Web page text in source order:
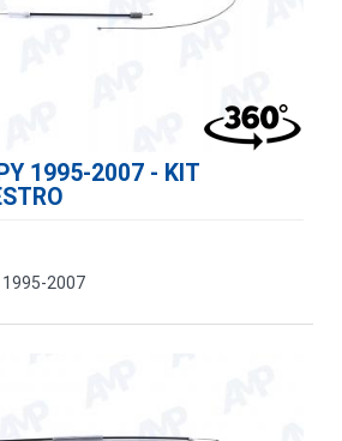
1995-2007 - KIT
1995-2007